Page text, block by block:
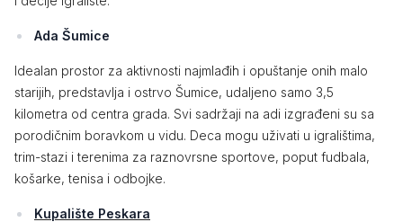
Ada Šumice
Idealan prostor za aktivnosti najmlađih i opuštanje onih malo
starijih, predstavlja i ostrvo Šumice, udaljeno samo 3,5
kilometra od centra grada. Svi sadržaji na adi izgrađeni su sa
porodičnim boravkom u vidu. Deca mogu uživati u igralištima,
trim-stazi i terenima za raznovrsne sportove, poput fudbala,
košarke, tenisa i odbojke.
Kupalište Peskara